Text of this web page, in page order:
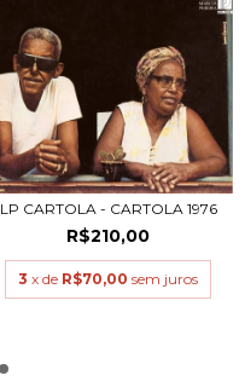
LP CARTOLA - CARTOLA 1976
R$210,00
3 x de R$70,00 sem juros